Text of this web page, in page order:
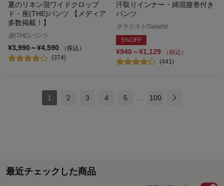
夏のリネン混ワイドクロップ
ド・座(THE)パンツ 【メディア
多数掲載！】
座(THE)パンツ
¥3,990～¥4,590
（税込）
(374)
汗取りインナー・綿混腹巻付き
パンツ
サラリスト/Salalist
5%OFF
¥940～¥1,129
（税込）
(441)
1 2 3 4 5 … 100
最近チェックした商品